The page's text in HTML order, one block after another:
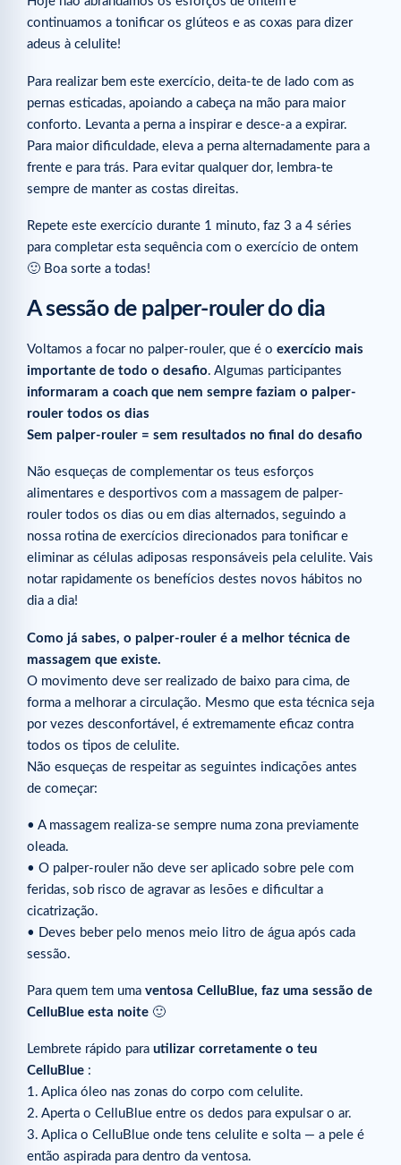
continuamos a tonificar os glúteos e as coxas para dizer
adeus à celulite!
Para realizar bem este exercício, deita-te de lado com as
pernas esticadas, apoiando a cabeça na mão para maior
conforto. Levanta a perna a inspirar e desce-a a expirar.
Para maior dificuldade, eleva a perna alternadamente para a
frente e para trás. Para evitar qualquer dor, lembra-te
sempre de manter as costas direitas.
Repete este exercício durante 1 minuto, faz 3 a 4 séries
para completar esta sequência com o exercício de ontem
🙂 Boa sorte a todas!
A sessão de palper-rouler do dia
Voltamos a focar no palper-rouler, que é o exercício mais
importante de todo o desafio. Algumas participantes
informaram a coach que nem sempre faziam o palper-
rouler todos os dias
Sem palper-rouler = sem resultados no final do desafio
Não esqueças de complementar os teus esforços
alimentares e desportivos com a massagem de palper-
rouler todos os dias ou em dias alternados, seguindo a
nossa rotina de exercícios direcionados para tonificar e
eliminar as células adiposas responsáveis pela celulite. Vais
notar rapidamente os benefícios destes novos hábitos no
dia a dia!
Como já sabes, o palper-rouler é a melhor técnica de
massagem que existe.
O movimento deve ser realizado de baixo para cima, de
forma a melhorar a circulação. Mesmo que esta técnica seja
por vezes desconfortável, é extremamente eficaz contra
todos os tipos de celulite.
Não esqueças de respeitar as seguintes indicações antes
de começar:
• A massagem realiza-se sempre numa zona previamente
oleada.
• O palper-rouler não deve ser aplicado sobre pele com
feridas, sob risco de agravar as lesões e dificultar a
cicatrização.
• Deves beber pelo menos meio litro de água após cada
sessão.
Para quem tem uma ventosa CelluBlue, faz uma sessão de
CelluBlue esta noite 🙂
Lembrete rápido para utilizar corretamente o teu
CelluBlue :
1. Aplica óleo nas zonas do corpo com celulite.
2. Aperta o CelluBlue entre os dedos para expulsar o ar.
3. Aplica o CelluBlue onde tens celulite e solta — a pele é
então aspirada para dentro da ventosa.